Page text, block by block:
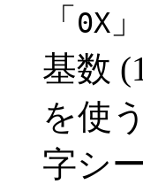
「 0X
基数
を使
字シ